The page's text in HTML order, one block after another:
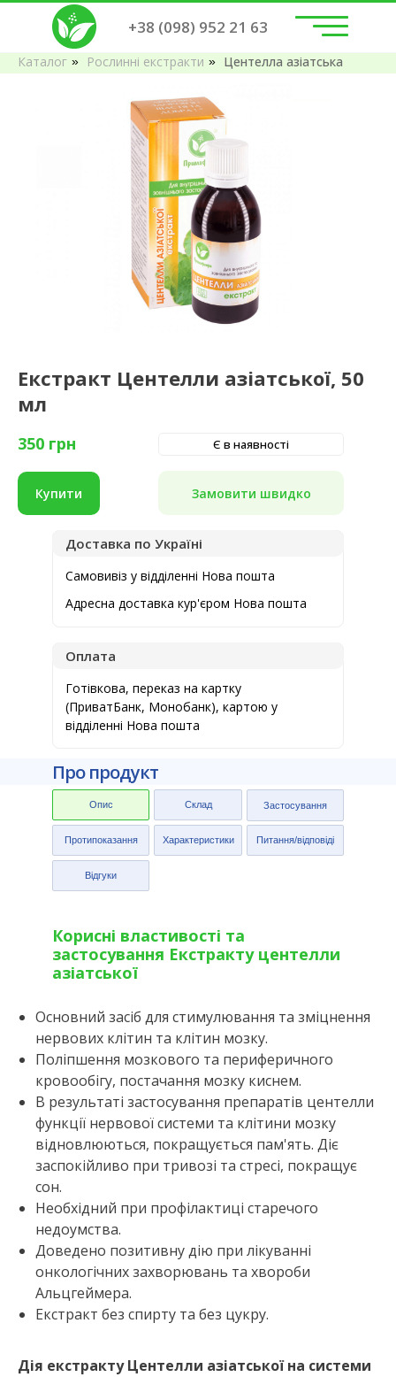
+38 (098) 952 21 63
Каталог » Рослинні екстракти » Центелла азіатська
Екстракт Центелли азіатської, 50
мл
350 грн
Купити
Доставка по Україні
Самовивіз у відділенні Нова пошта
Адресна доставка кур'єром Нова пошта
Оплата
Готівкова, переказ на картку
(ПриватБанк, Монобанк), картою у
відділенні Нова пошта
Є в наявності
Замовити швидко
Опис Склад
Про продукт
Застосування
Протипоказання Характеристики Питання/відповіді
Відгуки
Корисні властивості та
застосування Екстракту центелли
азіатської
Основний засіб для стимулювання та зміцнення
нервових клітин та клітин мозку.
Поліпшення мозкового та периферичного
кровообігу, постачання мозку киснем.
В результаті застосування препаратів центелли
функції нервової системи та клітини мозку
відновлюються, покращується пам'ять. Діє
заспокійливо при тривозі та стресі, покращує
сон.
Необхідний при профілактиці старечого
недоумства.
Доведено позитивну дію при лікуванні
онкологічних захворювань та хвороби
Альцгеймера.
Екстракт без спирту та без цукру.
Дія екстракту Центелли азіатської на системи